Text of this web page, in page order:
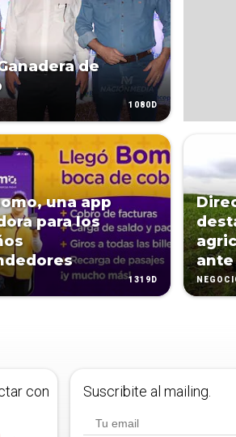
de
1080D
una app
para los
1319D
ante
con
Suscribite al mailing.